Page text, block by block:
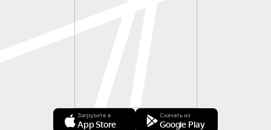
Загрузите в
App Store
Скачать из
Google Play